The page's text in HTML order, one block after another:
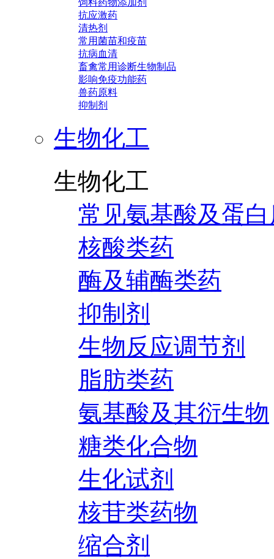
饲料药物添加剂
抗应激药
清热剂
常用菌苗和疫苗
抗病血清
畜禽常用诊断生物制品
影响免疫功能药
兽药原料
抑制剂
生物化工
生物化工
常见氨基酸及蛋
核酸类药
酶及辅酶类药
抑制剂
生物反应调节剂
脂肪类药
氨基酸及其衍生物
糖类化合物
生化试剂
核苷类药物
缩合剂